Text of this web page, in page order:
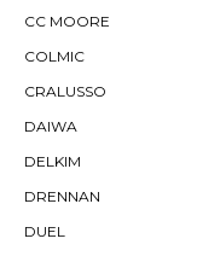
CC MOORE
COLMIC
CRALUSSO
DAIWA
DELKIM
DRENNAN
DUEL